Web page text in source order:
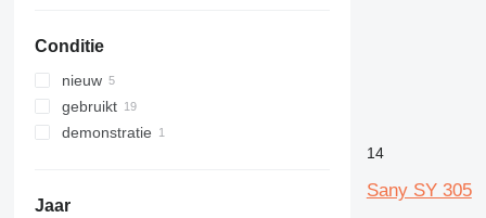
980
Conditie
nieuw
gebruikt
demonstratie
Jaar
14
Sany SY 305